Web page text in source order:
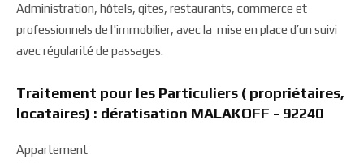
Administration, hôtels, gites, restaurants, commerce et
professionnels de l'immobilier, avec la mise en place d’un suivi
avec régularité de passages.
Traitement pour les Particuliers ( propriétaires,
locataires) : dératisation MALAKOFF - 92240
Appartement